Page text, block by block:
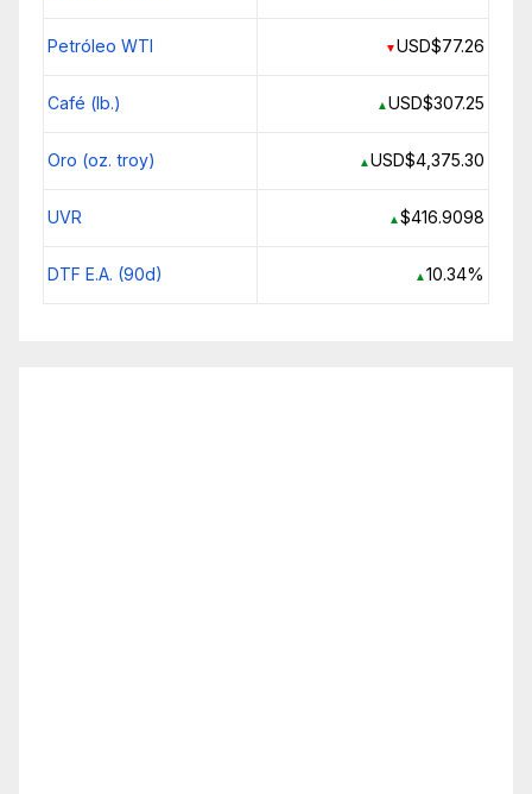
Petróleo WTI ▼USD$77.26
Café (lb.) ▲USD$307.25
Oro (oz. troy) ▲USD$4,375.30
UVR ▲$416.9098
DTF E.A. (90d) ▲10.34%